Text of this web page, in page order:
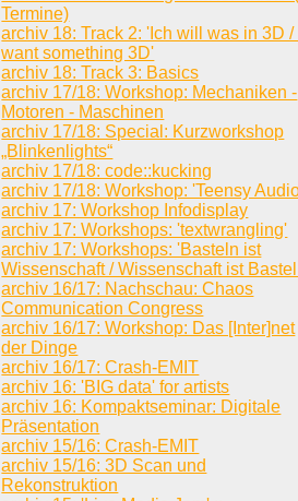
Termine)
archiv 18: Track 2: 'Ich will was in 3D /
want something 3D'
archiv 18: Track 3: Basics
archiv 17/18: Workshop: Mechaniken -
Motoren - Maschinen
archiv 17/18: Special: Kurzworkshop
„Blinkenlights“
archiv 17/18: code::kucking
archiv 17/18: Workshop: 'Teensy
archiv 17: Workshop Infodisplay
archiv 17: Workshops: 'textwrangling'
archiv 17: Workshops: 'Basteln ist
Wissenschaft / Wissenschaft ist
archiv 16/17: Nachschau: Chaos
Communication Congress
archiv 16/17: Workshop: Das [Inter]net
der Dinge
archiv 16/17: Crash-EMIT
archiv 16: 'BIG data' for artists
archiv 16: Kompaktseminar: Digitale
Präsentation
archiv 15/16: Crash-EMIT
archiv 15/16: 3D Scan und
Rekonstruktion